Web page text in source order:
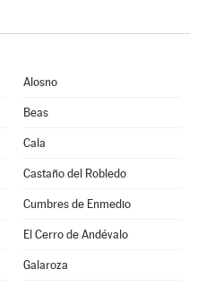
Alosno
Beas
Cala
Castaño del Robledo
Cumbres de Enmedio
El Cerro de Andévalo
Galaroza